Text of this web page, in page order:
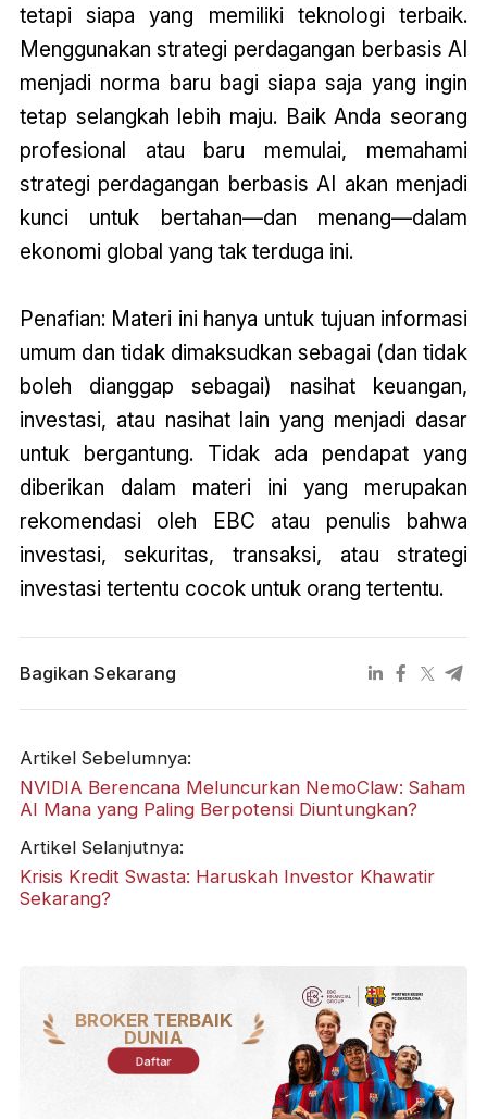
tetapi siapa yang memiliki teknologi terbaik.
Menggunakan strategi perdagangan berbasis AI
menjadi norma baru bagi siapa saja yang ingin
tetap selangkah lebih maju. Baik Anda seorang
profesional atau baru memulai, memahami
strategi perdagangan berbasis AI akan menjadi
kunci untuk bertahan—dan menang—dalam
ekonomi global yang tak terduga ini.
Penafian: Materi ini hanya untuk tujuan informasi
umum dan tidak dimaksudkan sebagai (dan tidak
boleh dianggap sebagai) nasihat keuangan,
investasi, atau nasihat lain yang menjadi dasar
untuk bergantung. Tidak ada pendapat yang
diberikan dalam materi ini yang merupakan
rekomendasi oleh EBC atau penulis bahwa
investasi, sekuritas, transaksi, atau strategi
investasi tertentu cocok untuk orang tertentu.
Bagikan Sekarang
Artikel Sebelumnya:
NVIDIA Berencana Meluncurkan NemoClaw: Saham
AI Mana yang Paling Berpotensi Diuntungkan?
Artikel Selanjutnya:
Krisis Kredit Swasta: Haruskah Investor Khawatir
Sekarang?
BROKER TERBAIK
DUNIA
Daftar